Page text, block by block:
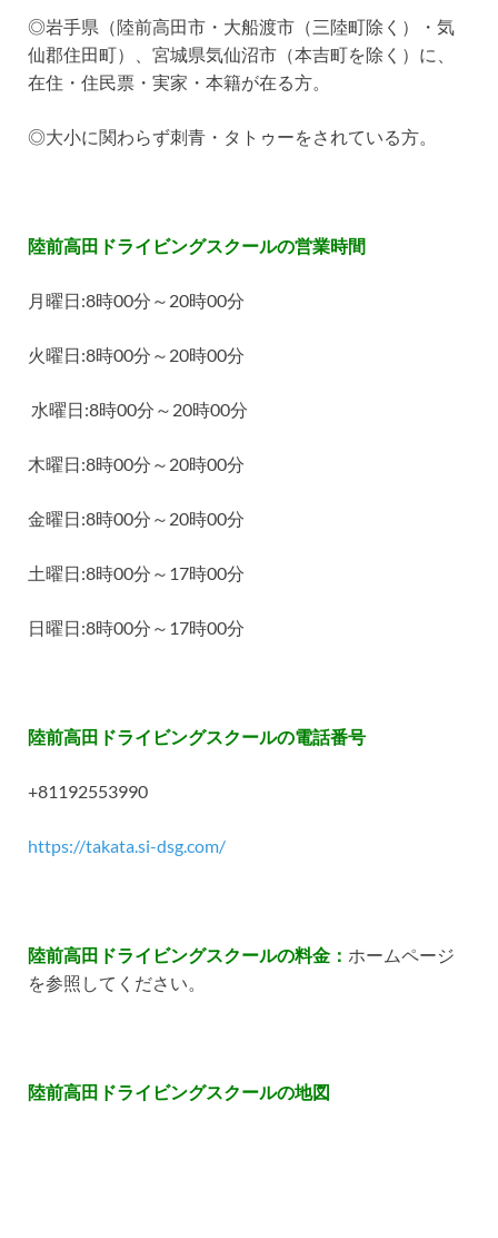
◎岩手県（陸前高田市・大船渡市（三陸町除く）・気
仙郡住田町）、宮城県気仙沼市（本吉町を除く）に、
在住・住民票・実家・本籍が在る方。
◎大小に関わらず刺青・タトゥーをされている方。
陸前高田ドライビングスクールの営業時間
月曜日:8時00分～ 20時00分
火曜日:8時00分～ 20時00分
水曜日:8時00分～ 20時00分
木曜日:8時00分～ 20時00分
金曜日:8時00分～ 20時00分
土曜日:8時00分～ 17時00分
日曜日:8時00分～ 17時00分
陸前高田ドライビングスクールの電話番号
+81192553990
https://takata.si-dsg.com/
陸前高田ドライビングスクールの料金： ホームページ
を参照してください。
陸前高田ドライビングスクールの地図